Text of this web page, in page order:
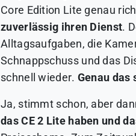
Core Edition Lite genau
zuverlässig ihren Dienst.
Alltagsaufgaben, die
Schnappschuss und das
schnell wieder. Genau das
Ja, stimmt schon, aber
das CE 2 Lite haben und